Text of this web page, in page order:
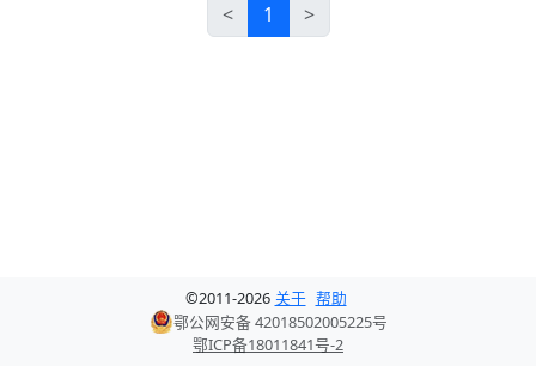
<
1 >
©2011-2026 关于 帮助
鄂公网安备 42018502005225号
鄂ICP备18011841号-2